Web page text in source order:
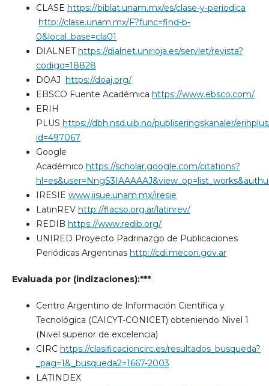
CLASE https://biblat.unam.mx/es/clase-y-periodica
http://clase.unam.mx/F?func=find-b-
0&local_base=cla01
DIALNEThttps://dialnet.unirioja.es/servlet/revista?
codigo=18828
DOAJ https://doaj.org/
EBSCO Fuente Académica https://www.ebsco.com/
ERIH
PLUS https://dbh.nsd.uib.no/publiseringskanaler/
id=497067
Google
Académico https://scholar.google.com/citations?
IRESIE www.iisue.unam.mx/iresie
LatinREV http://flacso.org.ar/latinrev/
REDIB https://www.redib.org/
UNIRED Proyecto Padrinazgo de Publicaciones
Periódicas Argentinas http://cdi.mecon.gov.ar
Evaluada por (indizaciones):***
Centro Argentino de Información Científica y
Tecnológica (CAICYT-CONICET) obteniendo Nivel 1
(Nivel superior de excelencia)
CIRC https://clasificacioncirc.es/resultados_busqueda?
_pag=1&_busqueda2=1667-2003
LATINDEX